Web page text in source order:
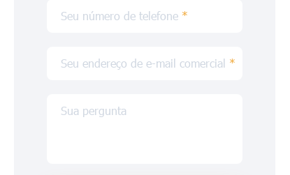
Seu número de telefone *
Seu endereço de e-mail comercial *
Sua pergunta